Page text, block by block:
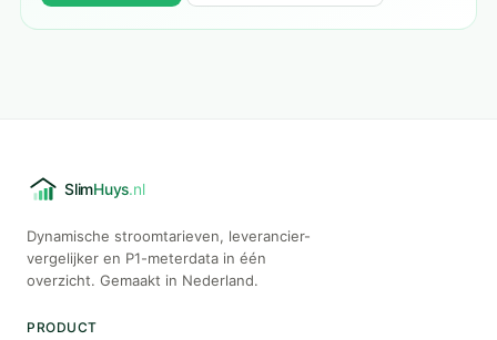
Dynamische stroomtarieven, leverancier-
vergelijker en P1-meterdata in één
overzicht. Gemaakt in Nederland.
PRODUCT